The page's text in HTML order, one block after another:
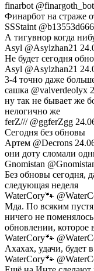
finarbot @finargoth_bot
Финарбот на страже
SSStaint @b13553d666
А тигувнор когда
Asyl @Asylzhan21
Не будет сегодня
Asyl @Asylzhan21
3-4 точно даже
сашка @valverdeolyx
ну так не бывает же
нелогично же
ferZ/// @ggferZgg
Сегодня без обновы
Артем @Decrons
они доту сломали
Gnomistan
Без обновы сегодня,
следующая неделя
WaterCory🐾
Мда. По всяким
ничего не
обновлении,
WaterCory🐾
Ахахах, удачи, будет
WaterCory🐾